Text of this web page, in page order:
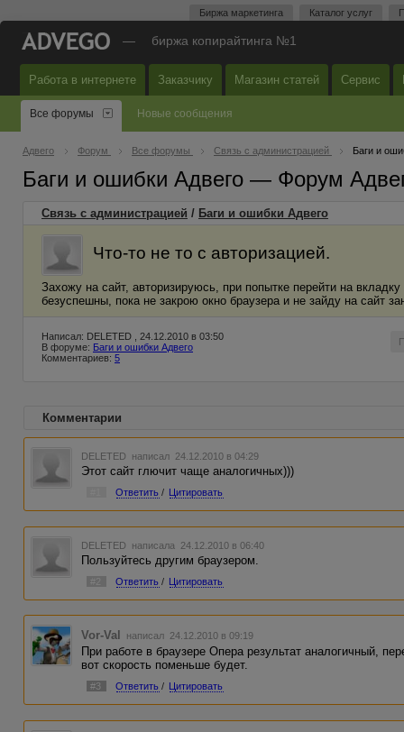
Биржа маркетинга Каталог услуг
— биржа копирайтинга №1
Работа в интернете Заказчику Магазин статей Сервис
Все форумы Новые сообщения
Адвего Форум Все форумы Связь с администрацией Баги и
Баги и ошибки Адвего — Форум
Связь с администрацией / Баги и ошибки Адвего
Что-то не то с авторизацией.
Захожу на сайт, авторизируюсь, при попытке перейти на
безуспешны, пока не закрою окно браузера и не зайду на сайт
Написал: DELETED , 24.12.2010 в 03:50
В форуме: Баги и ошибки Адвего
Комментариев: 5
Комментарии
DELETED написал 24.12.2010 в 04:29
Этот сайт глючит чаще аналогичных)))
Ответить / Цитировать
DELETED написала 24.12.2010 в 06:40
Пользуйтесь другим браузером.
#2 Ответить / Цитировать
Vor-Val написал 24.12.2010 в 09:19
При работе в браузере Опера результат аналогичный,
вот скорость поменьше будет.
#3 Ответить / Цитировать